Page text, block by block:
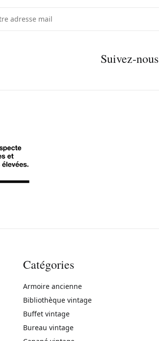
Suivez-nous
Catégories
Armoire ancienne
Bibliothèque vintage
Buffet vintage
Bureau vintage